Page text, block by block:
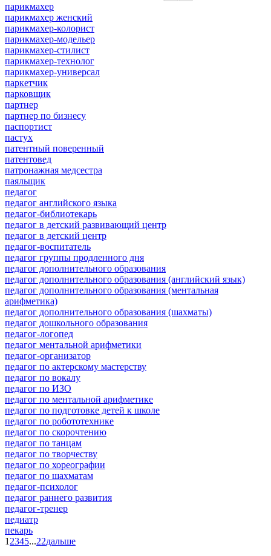
парикмахер
парикмахер женский
парикмахер-колорист
парикмахер-модельер
парикмахер-стилист
парикмахер-технолог
парикмахер-универсал
паркетчик
парковщик
партнер
партнер по бизнесу
паспортист
пастух
патентный поверенный
патентовед
патронажная медсестра
паяльщик
педагог
педагог английского языка
педагог-библиотекарь
педагог в детский развивающий центр
педагог в детский центр
педагог-воспитатель
педагог группы продленного дня
педагог дополнительного образования
педагог дополнительного образования (английский язык)
педагог дополнительного образования (ментальная
арифметика)
педагог дополнительного образования (шахматы)
педагог дошкольного образования
педагог-логопед
педагог ментальной арифметики
педагог-организатор
педагог по актерскому мастерству
педагог по вокалу
педагог по ИЗО
педагог по ментальной арифметике
педагог по подготовке детей к школе
педагог по робототехнике
педагог по скорочтению
педагог по танцам
педагог по творчеству
педагог по хореографии
педагог по шахматам
педагог-психолог
педагог раннего развития
педагог-тренер
педиатр
пекарь
1 2345...22дальше